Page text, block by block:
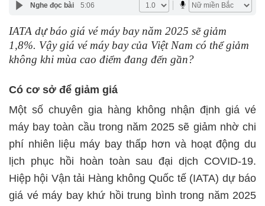
Nghe đọc bài 5:06
IATA dự báo giá vé máy bay năm 2025 sẽ giảm
1,8%. Vậy giá vé máy bay của Việt Nam có thể giảm
không khi mùa cao điểm đang đến gần?
Có cơ sở để giảm giá
Một số chuyên gia hàng không nhận định giá vé
máy bay toàn cầu trong năm 2025 sẽ giảm nhờ chi
phí nhiên liệu máy bay thấp hơn và hoạt động du
lịch phục hồi hoàn toàn sau đại dịch COVID-19.
Hiệp hội Vận tải Hàng không Quốc tế (IATA) dự báo
giá vé máy bay khứ hồi trung bình trong năm 2025